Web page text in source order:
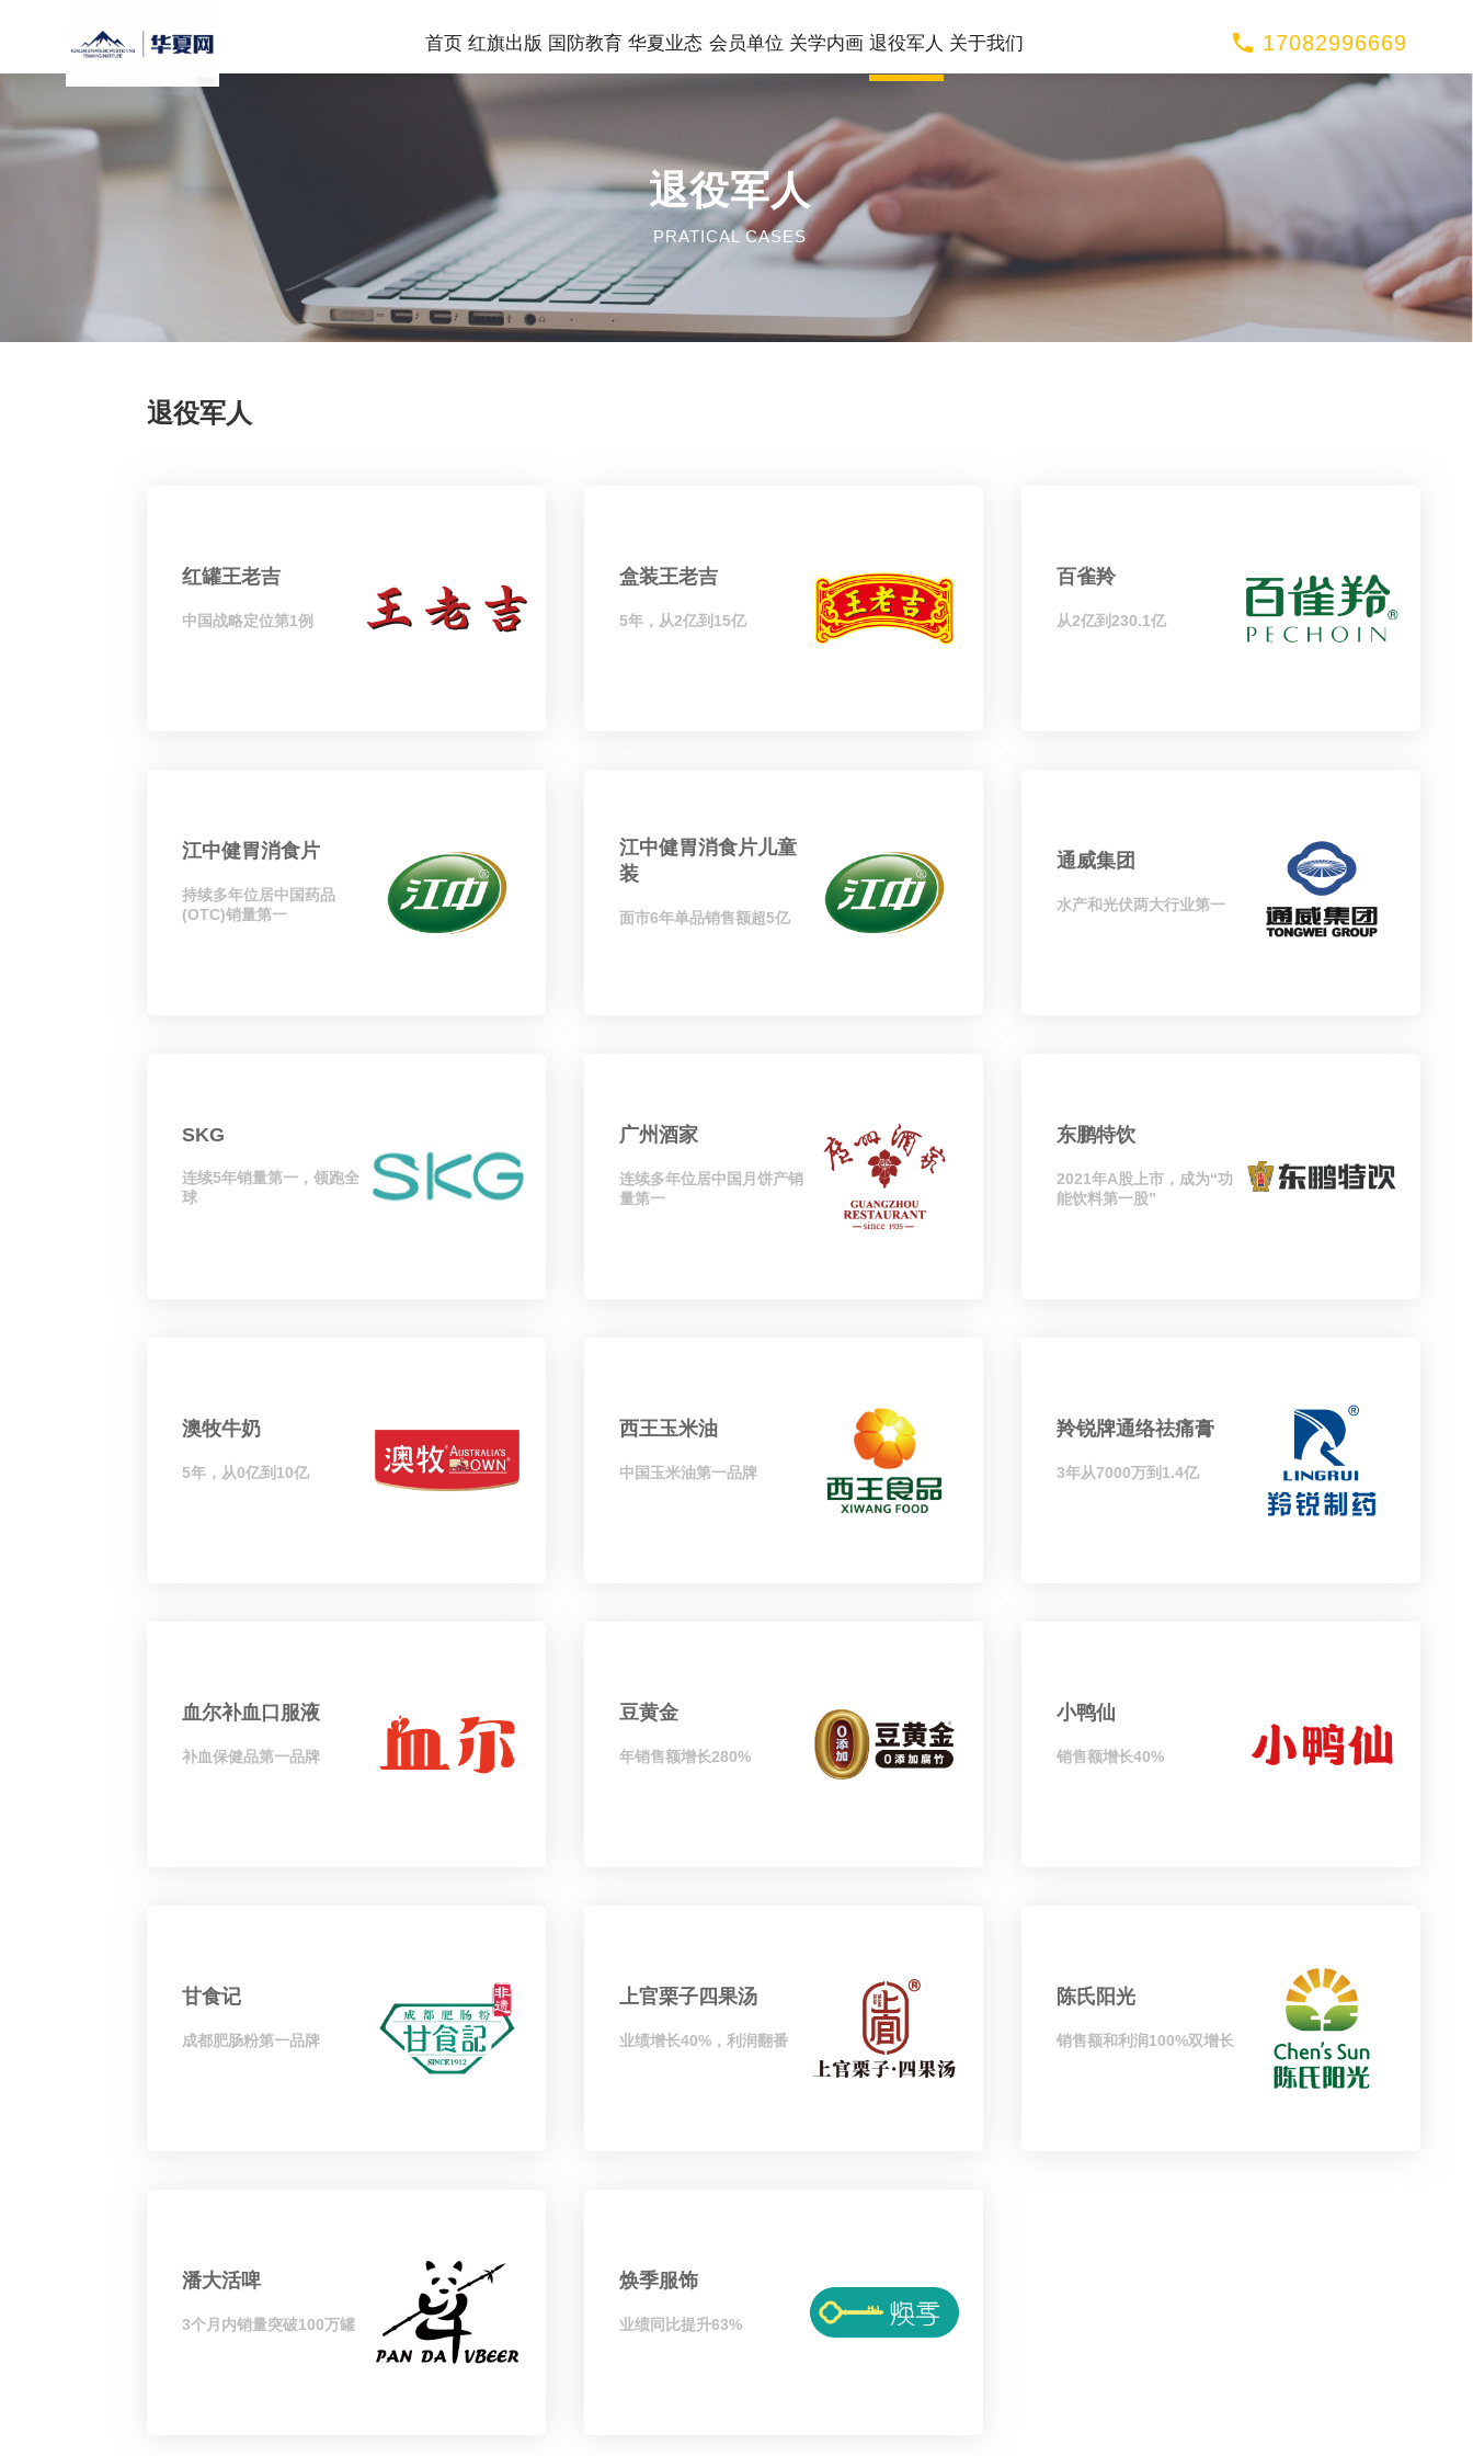
首页 红旗出版 国防教育 华夏业态 会员单位 关学内画 退役军人 关于我们 17082996669
退役军人
PRATICAL CASES
退役军人
红罐王老吉
中国战略定位第1例
盒装王老吉
5年，从2亿到15亿
百雀羚
从2亿到230.1亿
江中健胃消食片
持续多年位居中国药品
(OTC)销量第一
江中健胃消食片儿童
装
面市6年单品销售额超5亿
通威集团
水产和光伏两大行业第一
SKG
连续5年销量第一，领跑全
球
广州酒家
连续多年位居中国月饼产销
量第一
东鹏特饮
2021年A股上市，成为“功
能饮料第一股”
澳牧牛奶
5年，从0亿到10亿
西王玉米油
中国玉米油第一品牌
羚锐牌通络祛痛膏
3年从7000万到1.4亿
血尔补血口服液
补血保健品第一品牌
豆黄金
年销售额增长280%
小鸭仙
销售额增长40%
甘食记
成都肥肠粉第一品牌
上官栗子四果汤
业绩增长40%，利润翻番
陈氏阳光
销售额和利润100%双增长
潘大活啤
3个月内销量突破100万罐
焕季服饰
业绩同比提升63%